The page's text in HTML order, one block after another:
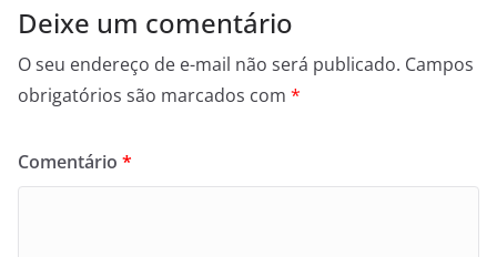
Deixe um comentário
O seu endereço de e-mail não será publicado. Campos
obrigatórios são marcados com *
Comentário *